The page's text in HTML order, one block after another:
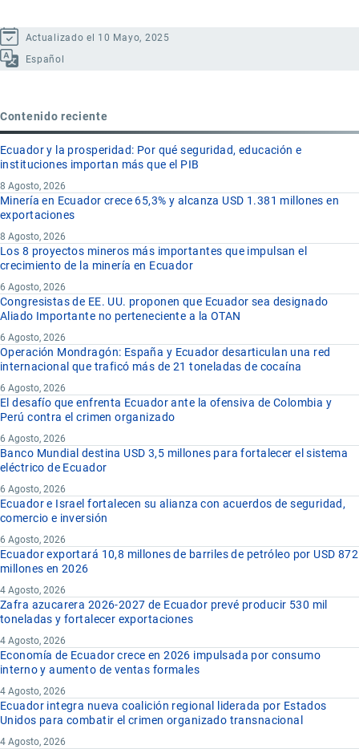
Actualizado el 10 Mayo, 2025
Español
Contenido reciente
Ecuador y la prosperidad: Por qué seguridad, educación e
instituciones importan más que el PIB
8 Agosto, 2026
Minería en Ecuador crece 65,3% y alcanza USD 1.381 millones en
exportaciones
8 Agosto, 2026
Los 8 proyectos mineros más importantes que impulsan el
crecimiento de la minería en Ecuador
6 Agosto, 2026
Congresistas de EE. UU. proponen que Ecuador sea designado
Aliado Importante no perteneciente a la OTAN
6 Agosto, 2026
Operación Mondragón: España y Ecuador desarticulan una red
internacional que traficó más de 21 toneladas de cocaína
6 Agosto, 2026
El desafío que enfrenta Ecuador ante la ofensiva de Colombia y
Perú contra el crimen organizado
6 Agosto, 2026
Banco Mundial destina USD 3,5 millones para fortalecer el sistema
eléctrico de Ecuador
6 Agosto, 2026
Ecuador e Israel fortalecen su alianza con acuerdos de seguridad,
comercio e inversión
6 Agosto, 2026
Ecuador exportará 10,8 millones de barriles de petróleo por USD 872
millones en 2026
4 Agosto, 2026
Zafra azucarera 2026-2027 de Ecuador prevé producir 530 mil
toneladas y fortalecer exportaciones
4 Agosto, 2026
Economía de Ecuador crece en 2026 impulsada por consumo
interno y aumento de ventas formales
4 Agosto, 2026
Ecuador integra nueva coalición regional liderada por Estados
Unidos para combatir el crimen organizado transnacional
4 Agosto, 2026